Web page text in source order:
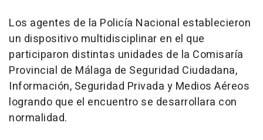
Los agentes de la Policía Nacional establecieron
un dispositivo multidisciplinar en el que
participaron distintas unidades de la Comisaría
Provincial de Málaga de Seguridad Ciudadana,
Información, Seguridad Privada y Medios Aéreos
logrando que el encuentro se desarrollara con
normalidad.